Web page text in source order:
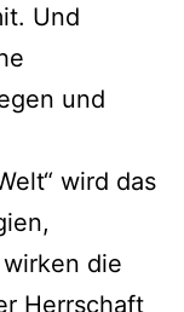
Und
und
wird das
die
Herrschaft